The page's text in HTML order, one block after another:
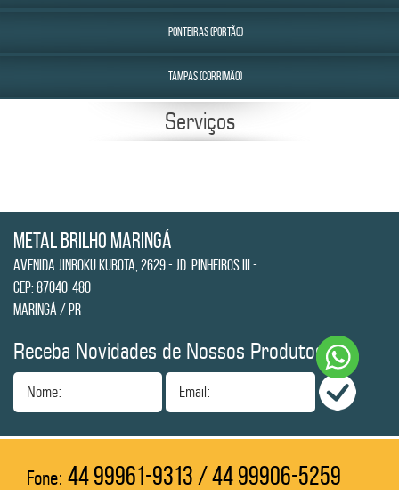
PONTEIRAS (PORTÃO)
TAMPAS (CORRIMÃO)
Serviços
Metal Brilho Maringá
Avenida Jinroku Kubota, 2629 - Jd. Pinheiros III -
CEP: 87040-480
Maringá / PR
Receba Novidades de Nossos Produtos
Nome: Email:
Fone: 44 99961-9313 / 44 99906-5259